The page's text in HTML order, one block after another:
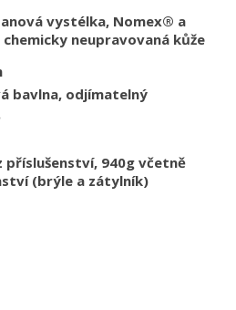
vystélka, Nomex® a
neupravovaná kůže
bavlna, odjímatelný
příslušenství, 940g včetně
(brýle a zátylník)